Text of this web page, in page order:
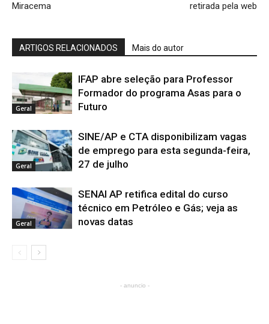
Miracema
retirada pela web
ARTIGOS RELACIONADOS Mais do autor
Geral
IFAP abre seleção para Professor
Formador do programa Asas para o
Futuro
Geral
SINE/AP e CTA disponibilizam vagas
de emprego para esta segunda-feira,
27 de julho
Geral
SENAI AP retifica edital do curso
técnico em Petróleo e Gás; veja as
novas datas
- anuncio -